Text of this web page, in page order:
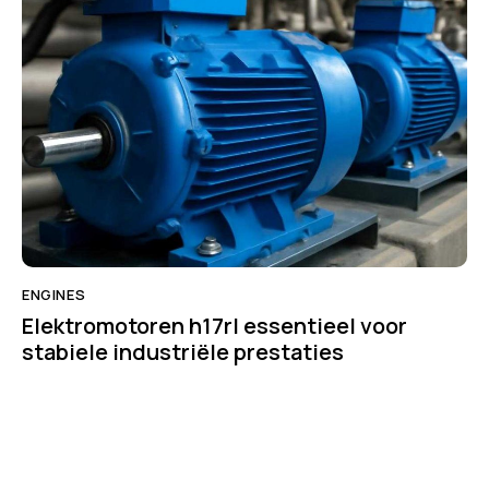
ENGINES
Elektromotoren h17rl essentieel voor
stabiele industriële prestaties